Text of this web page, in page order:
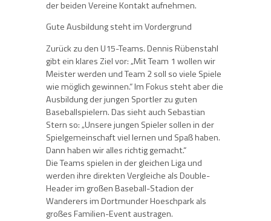
der beiden Vereine Kontakt aufnehmen.
Gute Ausbildung steht im Vordergrund
Zurück zu den U15-Teams. Dennis Rübenstahl
gibt ein klares Ziel vor: „Mit Team 1 wollen wir
Meister werden und Team 2 soll so viele Spiele
wie möglich gewinnen.“ Im Fokus steht aber die
Ausbildung der jungen Sportler zu guten
Baseballspielern. Das sieht auch Sebastian
Stern so: „Unsere jungen Spieler sollen in der
Spielgemeinschaft viel lernen und Spaß haben.
Dann haben wir alles richtig gemacht.“
Die Teams spielen in der gleichen Liga und
werden ihre direkten Vergleiche als Double-
Header im großen Baseball-Stadion der
Wanderers im Dortmunder Hoeschpark als
großes Familien-Event austragen.